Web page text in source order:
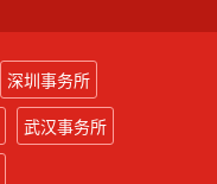
深圳事务所
武汉事务所